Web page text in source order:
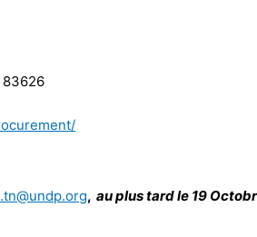
83626
, auplus tard le 19